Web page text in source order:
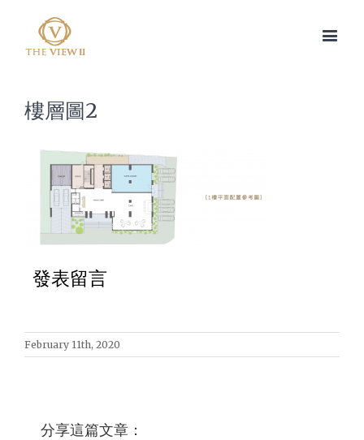
樓層圖2
發表留言
February 11th, 2020
分享這篇文章：